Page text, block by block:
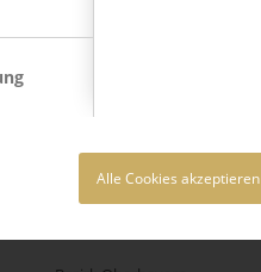
Alle Cookies akzeptieren